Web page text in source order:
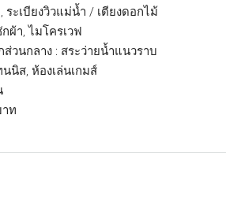
ระเบียงวิวแม่น้ำ / เตียงดอกไม้
ผ้า, ไมโครเวฟ
วนกลาง : สระว่ายน้ำแนวราบ
นิส, ห้องเล่นเกมส์
าท